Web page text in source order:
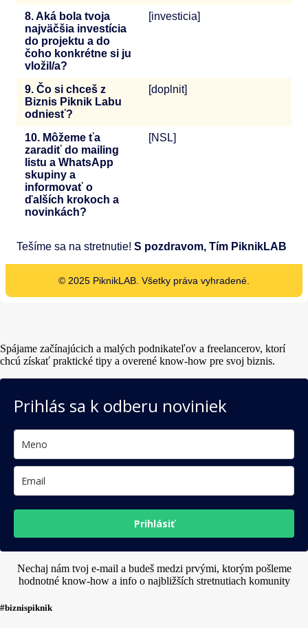
8. Aká bola tvoja
najväčšia investícia
do projektu a do
čoho konkrétne si ju
vložil/a?
[investicia]
9. Čo si chceš z
Biznis Piknik Labu
odniesť?
[doplnit]
10. Môžeme ťa
zaradiť do mailing
listu a WhatsApp
skupiny a
informovať o
ďalších krokoch a
novinkách?
[NSL]
Tešíme sa na stretnutie! S pozdravom, Tím PiknikLAB
© 2025 PiknikLAB. Všetky práva vyhradené.
Spájame začínajúcich a malých podnikateľov a freelancerov, ktorí
chcú získať praktické tipy a overené know-how pre svoj biznis.
Prihlás sa k odberu noviniek
Prihlásiť
Nechaj nám tvoj e-mail a budeš medzi prvými, ktorým pošleme
hodnotné know-how a info o najbližších stretnutiach komunity
#biznispiknik